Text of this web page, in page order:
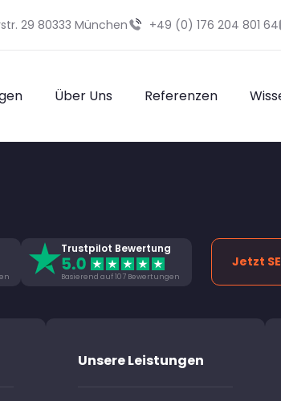
29 80333 München +49 (0) 176 204 801 64
Über Uns Referenzen
Trustpilot Bewertung
Basierend auf 107 Bewertungen
Jetzt
Unsere Leistungen